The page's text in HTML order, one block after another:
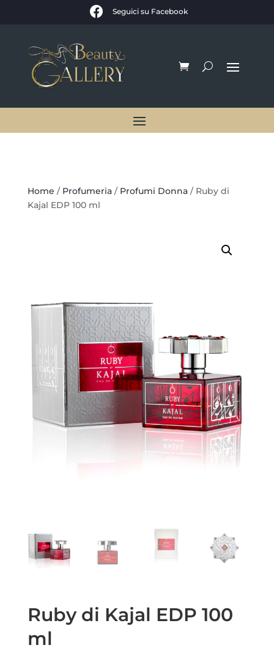
 Seguici su Facebook
Home / Profumeria/ Profumi Donna/ Ruby di
Kajal EDP 100 ml
Ruby di Kajal EDP 100
ml